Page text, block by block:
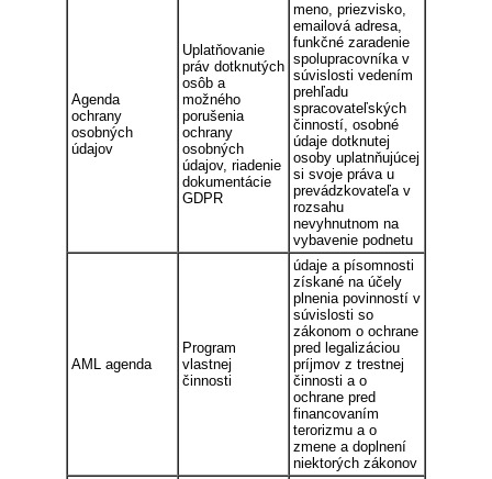
Agenda
ochrany
osobných
údajov
Uplatňovanie
práv dotknutých
osôb a
možného
porušenia
ochrany
osobných
údajov, riadenie
dokumentácie
GDPR
meno, priezvisko,
emailová adresa,
funkčné zaradenie
spolupracovníka v
súvislosti vedením
prehľadu
spracovateľských
činností, osobné
údaje dotknutej
osoby uplatnňujúcej
si svoje práva u
prevádzkovateľa v
rozsahu
nevyhnutnom na
vybavenie podnetu
AML agenda
Program
vlastnej
činnosti
údaje a písomnosti
získané na účely
plnenia povinností v
súvislosti so
zákonom o ochrane
pred legalizáciou
príjmov z trestnej
činnosti a o
ochrane pred
financovaním
terorizmu a o
zmene a doplnení
niektorých zákonov